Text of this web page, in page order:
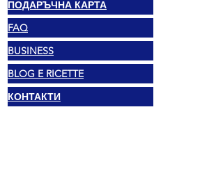
ПОДАРЪЧНА КАРТА
FAQ
BUSINESS
BLOG E RICETTE
КОНТАКТИ